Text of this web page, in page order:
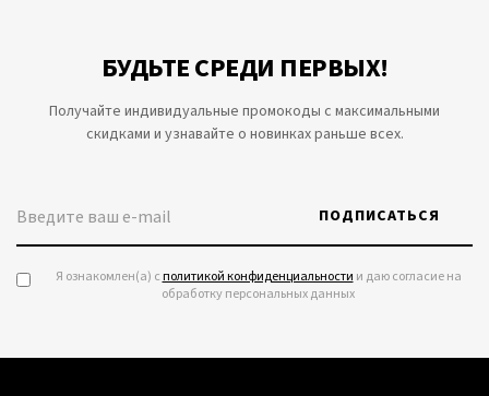
БУДЬТЕ СРЕДИ ПЕРВЫХ!
Получайте индивидуальные промокоды с максимальными
скидками и узнавайте о новинках раньше всех.
ПОДПИСАТЬСЯ
Я ознакомлен(а) сполитикой конфиденциальности и даю согласие на
обработку персональных данных